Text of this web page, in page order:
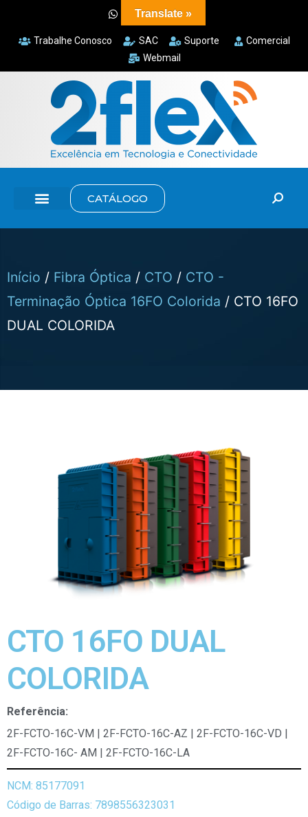
Trabalhe Conosco SAC Suporte
Comercial
Webmail
CATÁLOGO
Início / Fibra Óptica / CTO / CTO -
Terminação Óptica 16FO Colorida / CTO 16FO
DUAL COLORIDA
CTO 16FO DUAL
COLORIDA
Referência:
2F-FCTO-16C-VM | 2F-FCTO-16C-AZ | 2F-FCTO-16C-VD |
2F-FCTO-16C- AM | 2F-FCTO-16C-LA
NCM: 85177091
Código de Barras: 7898556323031
Translate »